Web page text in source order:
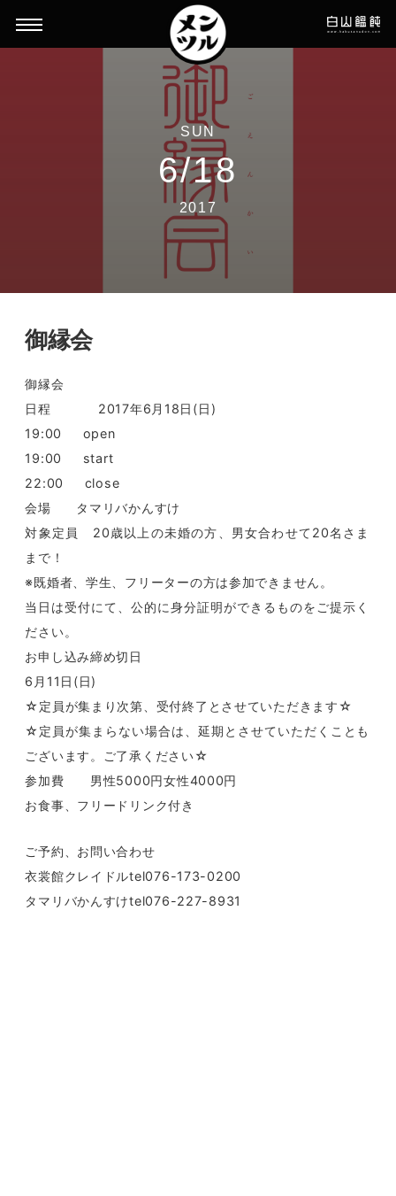
SUN
6/18
2017
御縁会
御縁会
日程 2017年6月18日(日)
19:00 open
19:00 start
22:00 close
会場 タマリバかんすけ
対象定員 20歳以上の未婚の方、男女合わせて20名さま
まで！
※既婚者、学生、フリーターの方は参加できません。
当日は受付にて、公的に身分証明ができるものをご提示く
ださい。
お申し込み締め切日
6月11日(日)
☆定員が集まり次第、受付終了とさせていただきます☆
☆定員が集まらない場合は、延期とさせていただくことも
ございます。ご了承ください☆
参加費 男性5000円女性4000円
お食事、フリードリンク付き
ご予約、お問い合わせ
衣裳館クレイドルtel076-173-0200
タマリバかんすけtel076-227-8931